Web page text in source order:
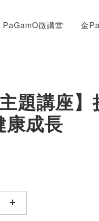
PaGamO微講堂 金
題講座】
康成長
+